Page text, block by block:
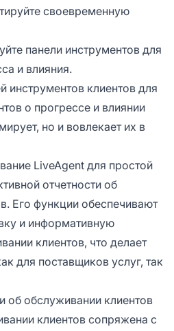
своевременную
панели инструментов для
и влияния.
инструментов клиентов для
о прогрессе и влиянии
но и вовлекает их в
LiveAgent для простой
отчетности об
Его функции обеспечивают
и информативную
клиентов, что делает
для поставщиков услуг, так
об обслуживании клиентов
клиентов сопряжена с